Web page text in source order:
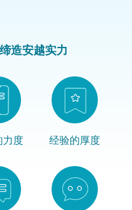
造安越实力
力度 经验的厚度